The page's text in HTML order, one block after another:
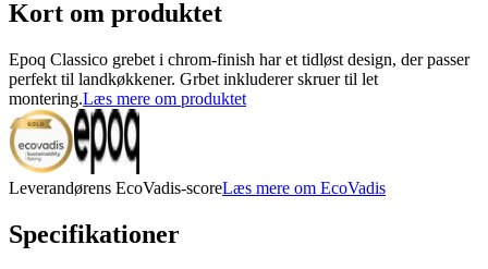
Kort om produktet
Epoq Classico grebet i chrom-finish har et tidløst design, der passer
perfekt til landkøkkener. Grbet inkluderer skruer til let
montering.Læs mere om produktet
Leverandørens EcoVadis-scoreLæs mere om EcoVadis
Specifikationer